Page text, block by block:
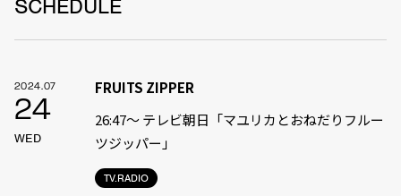
SCHEDULE
2024.07
24
WED
TV.RADIO
FRUITS ZIPPER
26:47～ テレビ朝日「マユリカとおねだりフルー
ツジッパー」